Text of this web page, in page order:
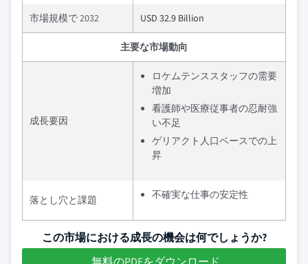
市場規模で 2032 USD 32.9 Billion
主要な市場動向
成長要因
ロケムテンススタッフの需要
増加
看護師や医療従事者の忍耐強
い不足
ゲリアクト人口ベースでの上
昇
落とし穴と課題 不確実な仕事の安定性
この市場における成長の機会は何でしょうか?